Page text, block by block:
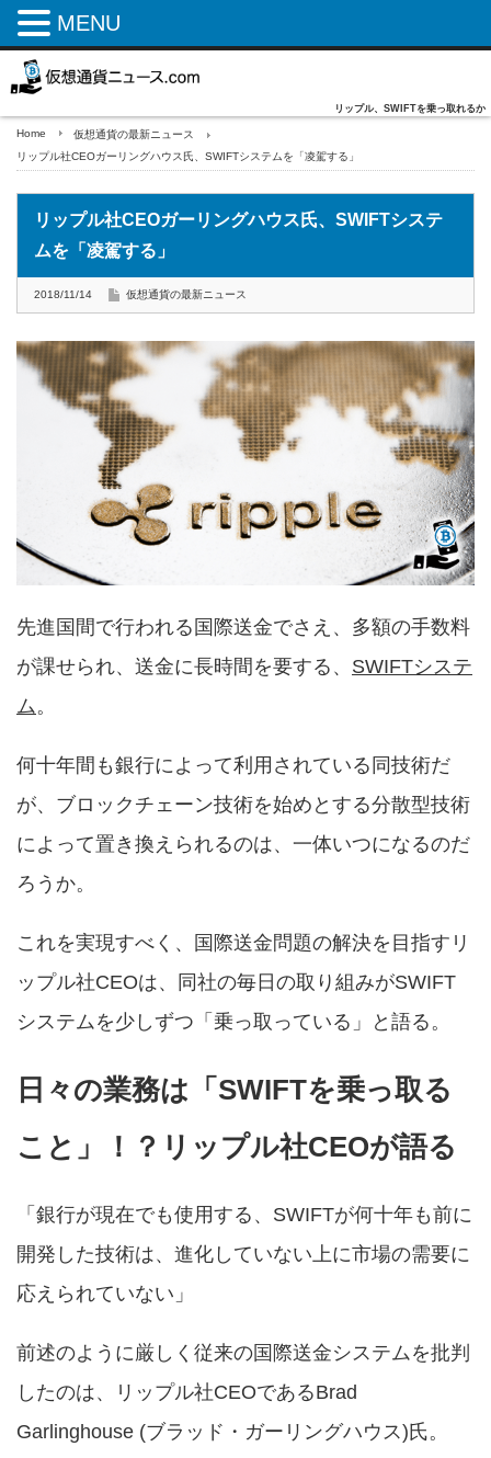
リップル、SWIFTを乗っ取れるか
Home
仮想通貨の最新ニュース
リップル社CEOガーリングハウス氏、SWIFTシステムを「凌駕する」
リップル社CEOガーリングハウス氏、SWIFTシステ
ムを「凌駕する」
2018/11/14 仮想通貨の最新ニュース
先進国間で行われる国際送金でさえ、多額の手数料
が課せられ、送金に長時間を要する、 SWIFTシステ
ム。
何十年間も銀行によって利用されている同技術だ
が、ブロックチェーン技術を始めとする分散型技術
によって置き換えられるのは、一体いつになるのだ
ろうか。
これを実現すべく、国際送金問題の解決を目指すリ
ップル社CEOは、同社の毎日の取り組みがSWIFT
システムを少しずつ「乗っ取っている」と語る。
日々の業務は「SWIFTを乗っ取る
こと」！？リップル社CEOが語る
「銀行が現在でも使用する、SWIFTが何十年も前に
開発した技術は、進化していない上に市場の需要に
応えられていない」
前述のように厳しく従来の国際送金システムを批判
したのは、リップル社CEOであるBrad
Garlinghouse (ブラッド・ガーリングハウス)氏。
MENU